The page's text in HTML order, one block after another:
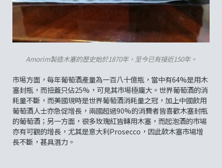
Amorim製造木塞的歷史始於1870年，至今已有接近150年。
市埸方面，每年葡萄酒產量為一百八十億瓶，當中有64%是用木
塞封瓶，而扭蓋只佔25%，可見其市埸極龐大。世界葡萄酒的消
耗量不斷，而美國現時是世界葡萄酒消耗量之冠，加上中國飲用
葡萄酒人士亦急促增長，兩國超過90%的消費者皆喜歡木塞封瓶
的葡萄酒；另一方面，很多玫瑰紅皆轉用木塞，而起泡酒的市場
亦有可觀的增長，尤其是意大利Prosecco，因此軟木塞市場增
長不斷，甚具潛力。